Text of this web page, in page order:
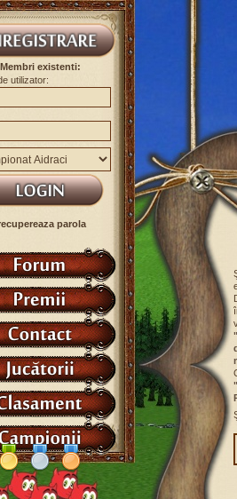
Membri existenti:
utilizator:
parola